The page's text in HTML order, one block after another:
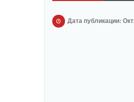
Дата публикации: